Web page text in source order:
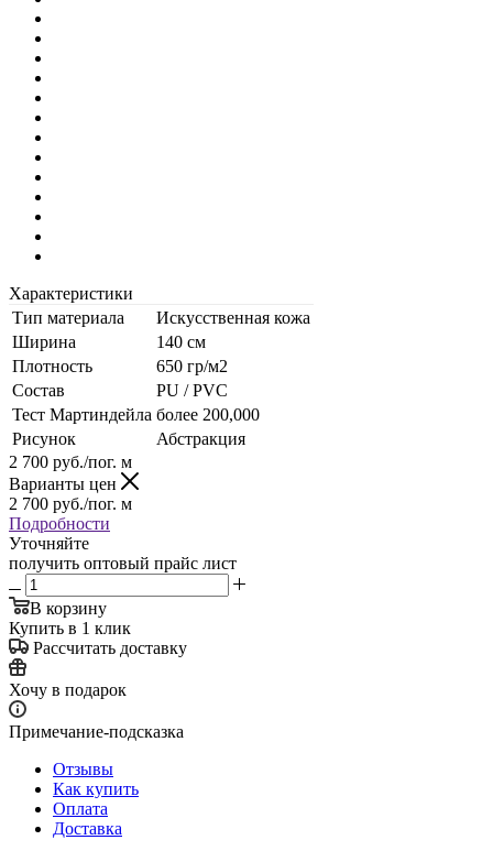
Характеристики
Тип материала
Искусственная кожа
Ширина
140 см
Плотность
650 гр/м2
Состав
PU / PVC
Тест Мартиндейла более 200,000
Рисунок
Абстракция
2 700 руб./пог. м
Варианты цен
2 700 руб./пог. м
Подробности
Уточняйте
получить оптовый прайс лист
В корзину
Купить в 1 клик
Рассчитать доставку
Хочу в подарок
Примечание-подсказка
Отзывы
Как купить
Оплата
Доставка